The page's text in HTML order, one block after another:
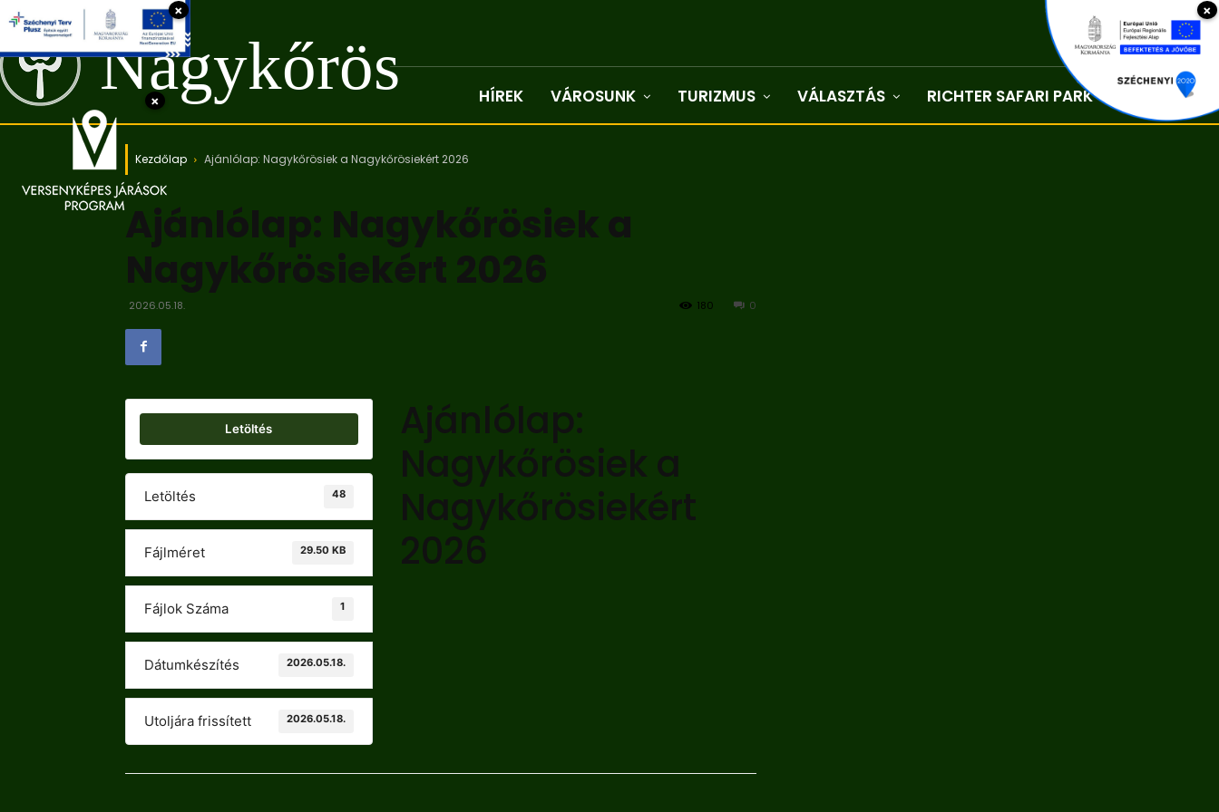
Nagykőrös HÍREK VÁROSUNK TURIZMUS VÁLASZTÁS RICHTER SAFARI PARK Kapcsolat
Kezdőlap Ajánlólap: Nagykőrösiek a Nagykőrösiekért 2026
Ajánlólap: Nagykőrösiek a
Nagykőrösiekért 2026
2026.05.18. 0
180
Letöltés
Letöltés 48
Fájlméret 29.50 KB
Fájlok Száma 1
Dátumkészítés 2026.05.18.
Utoljára frissített 2026.05.18.
Ajánlólap:
Nagykőrösiek a
Nagykőrösiekért
2026
×
×
×